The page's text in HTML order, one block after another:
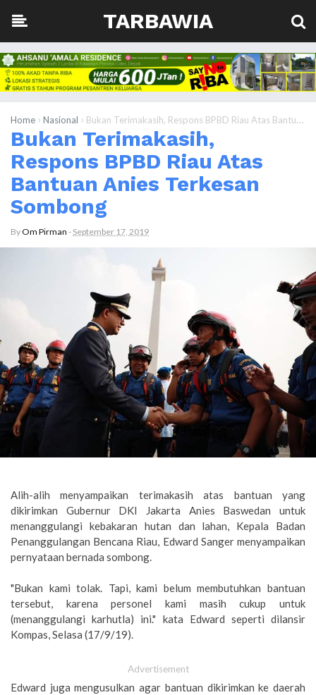
TARBAWIA
Home › Nasional › Bukan Terimakasih, Respons BPBD Riau Atas Bantuan Anies Terkesan Sombong
Bukan Terimakasih,
Respons BPBD Riau Atas
Bantuan Anies Terkesan
Sombong
ByOm Pirman - September 17, 2019
Alih-alih menyampaikan terimakasih atas bantuan yang
dikirimkan Gubernur DKI Jakarta Anies Baswedan untuk
menanggulangi kebakaran hutan dan lahan, Kepala Badan
Penanggulangan Bencana Riau, Edward Sanger menyampaikan
pernyataan bernada sombong.
"Bukan kami tolak. Tapi, kami belum membutuhkan bantuan
tersebut, karena personel kami masih cukup untuk
(menanggulangi karhutla) ini." kata Edward seperti dilansir
Kompas, Selasa (17/9/19).
Advertisement
Edward juga mengusulkan agar bantuan dikirimkan ke daerah